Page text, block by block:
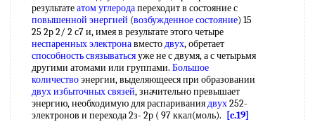
результатеатом углеродапереходит в состояние с
повышенной энергией (возбужденное состояние) 15
25 2р 2/ 2 с7 и, имея в результате этого четыре
неспаренных электронавместодвух, обретает
способность связыватьсяуже не с двумя, а с четырьмя
другими атомами или группами. Большое
количествоэнергии, выделяющееся при образовании
двухизбыточных связей, значительно превышает
энергию, необходимую для распариваниядвух252-
электронов и перехода 2з- 2р ( 97 ккал(моль).
[c.19]